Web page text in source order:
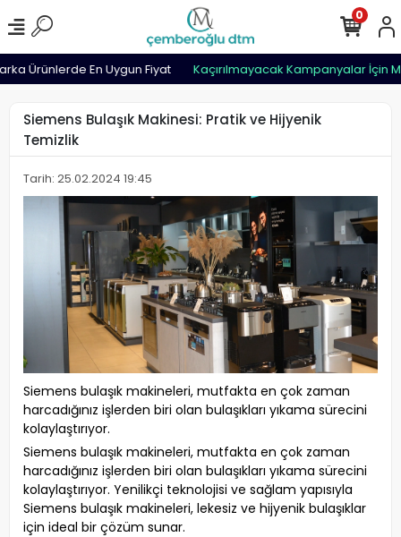
Ürünlerde En Uygun Fiyat Kaçırılmayacak Kampanyalar İçin
0
Siemens Bulaşık Makinesi: Pratik ve Hijyenik
Temizlik
Tarih: 25.02.2024 19:45
Siemens bulaşık makineleri, mutfakta en çok zaman
harcadığınız işlerden biri olan bulaşıkları yıkama sürecini
kolaylaştırıyor.
Siemens bulaşık makineleri, mutfakta en çok zaman
harcadığınız işlerden biri olan bulaşıkları yıkama sürecini
kolaylaştırıyor. Yenilikçi teknolojisi ve sağlam yapısıyla
Siemens bulaşık makineleri, lekesiz ve hijyenik bulaşıklar
için ideal bir çözüm sunar.